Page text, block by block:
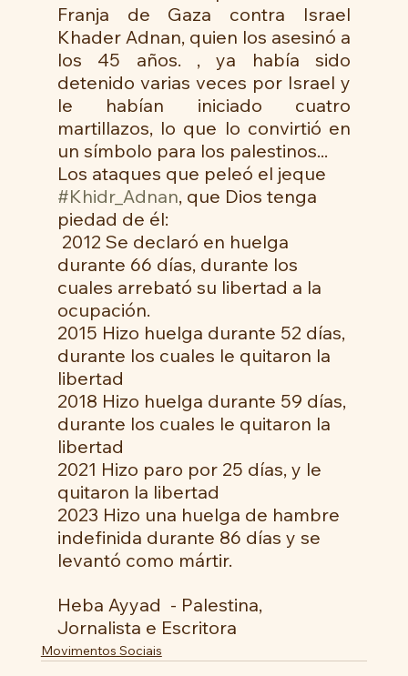
Franja de Gaza contra Israel
Khader Adnan, quien los asesinó a
los 45 años. , ya había sido
detenido varias veces por Israel y
le habían iniciado cuatro
martillazos, lo que lo convirtió en
un símbolo para los palestinos...
Los ataques que peleó el jeque
#Khidr_Adnan, que Dios tenga
piedad de él:
durante 66 días, durante los
cuales arrebató su libertad a la
ocupación.
2015 Hizo huelga durante 52 días,
durante los cuales le quitaron la
libertad
2018 Hizo huelga durante 59 días,
durante los cuales le quitaron la
libertad
2021 Hizo paro por 25 días, y le
quitaron la libertad
2023 Hizo una huelga de hambre
indefinida durante 86 días y se
levantó como mártir.
Heba Ayyad  - Palestina,
Jornalista e Escritora
Movimentos Sociais